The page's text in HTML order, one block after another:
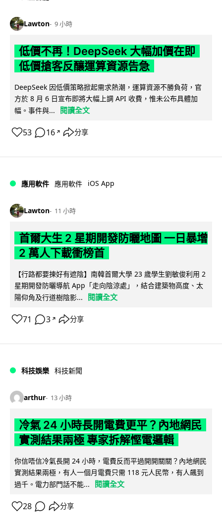
Lawton 9 小時
低價不再！DeepSeek 大幅加價在即
低價搶客反釀運算資源告急
DeepSeek 因低價策略掀起需求熱潮，運算資源不勝負荷，官
方於 8 月 6 日宣布即將大幅上調 API 收費，惟未公布具體加
幅。事件與...
閱讀全文
53 16 ↗ 分享
應用軟件 應用軟件 iOS App
Lawton 11 小時
首爾大生 2 星期開發防曬地圖 一日暴增
2 萬人下載衝榜首
【行路都要揀好有遮陰】南韓首爾大學 23 歲學生劉敏俊利用 2
星期開發防曬導航 App「走向陰涼處」，結合建築物高度、太
陽仰角及行道樹陰影...
閱讀全文
71 3 ↗ 分享
科技娛樂 科技新聞
arthur 13 小時
冷氣 24 小時長開電費更平？內地網民
實測結果兩極 專家拆解慳電邏輯
你信唔信冷氣長開 24 小時，電費反而平過開開關關？內地網民
實測結果兩極，有人一個月電費只需 118 元人民幣，有人飆到
過千。電力部門話不能...
閱讀全文
28 分享